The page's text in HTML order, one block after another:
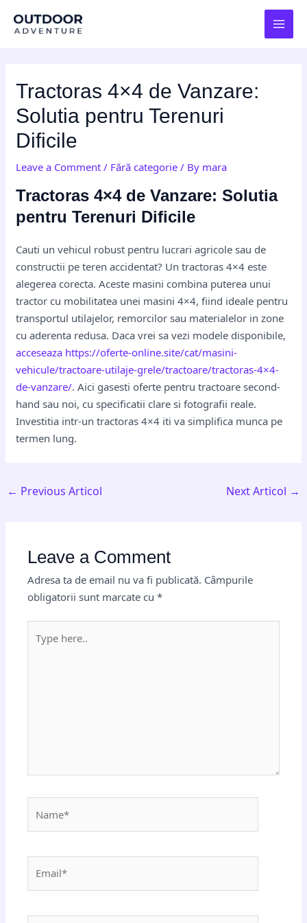
Tractoras 4×4 de Vanzare:
Solutia pentru Terenuri
Dificile
Leave a Comment / Fără categorie / By mara
Tractoras 4×4 de Vanzare: Solutia
pentru Terenuri Dificile
Cauti un vehicul robust pentru lucrari agricole sau de
constructii pe teren accidentat? Un tractoras 4×4 este
alegerea corecta. Aceste masini combina puterea unui
tractor cu mobilitatea unei masini 4×4, fiind ideale pentru
transportul utilajelor, remorcilor sau materialelor in zone
cu aderenta redusa. Daca vrei sa vezi modele disponibile,
acceseaza https://oferte-online.site/cat/masini-
vehicule/tractoare-utilaje-grele/tractoare/tractoras-4×4-
de-vanzare/. Aici gasesti oferte pentru tractoare second-
hand sau noi, cu specificatii clare si fotografii reale.
Investitia intr-un tractoras 4×4 iti va simplifica munca pe
termen lung.
navigation
← Previous Articol Next Articol →
Leave a Comment
Adresa ta de email nu va fi publicată. Câmpurile
obligatorii sunt marcate cu*
here..